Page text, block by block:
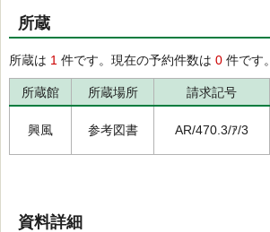
所蔵
所蔵は 1 件です。現在の予約件数は 0 件です。
所蔵館 所蔵場所 請求記号
興風 参考図書 AR/470.3/ｱ/3
資料詳細